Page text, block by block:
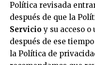
Política revisada
después de que la
Servicio y su acceso o
después de ese
la Política de